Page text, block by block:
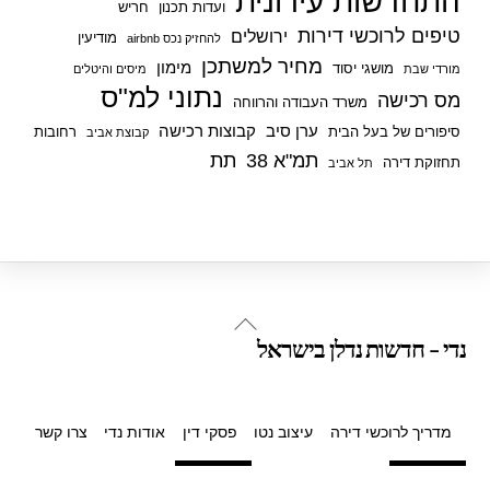
k
ועדות תכנון חריש
טיפים לרוכשי דירות ירושלים להחזיק נכס airbnb מודיעין
מורדי שבת מושגי יסוד מחיר למשתכן מימון מיסים והיטלים
מס רכישה משרד העבודה והרווחה נתוני למ"ס
סיפורים של בעל הבית ערן סיב קבוצות רכישה קבוצת אביב
רחובות
תחזוקת דירה
תל אביב תמ"א 38 תת
Back
נדי - חדשות נדלן בישראל
מדריך לרוכשי דירה עיצוב נטו פסקי דין אודות נדי צרו קשר